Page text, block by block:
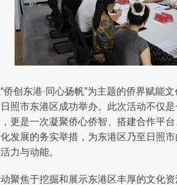
侨创东港·同心扬帆”为主题的侨界赋能
照市东港区成功举办。此次活动不仅
更是一次凝聚侨心侨智、搭建合作平
发展的务实举措，为东港区乃至日照市
力与动能。
聚焦于挖掘和展示东港区丰厚的文化